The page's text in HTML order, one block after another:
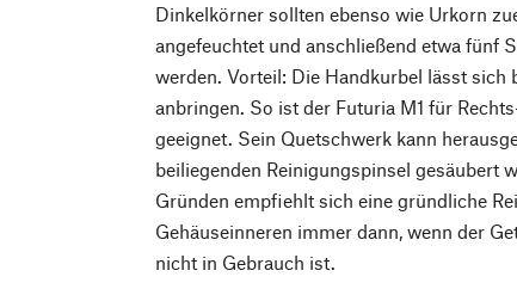
Dinkelkörner sollten ebenso wie Urkorn
angefeuchtet und anschließend etwa fünf
werden. Vorteil: Die Handkurbel lässt sich
anbringen. So ist der Futuria M1 für
geeignet. Sein Quetschwerk kann
beiliegenden Reinigungspinsel gesäubert
Gründen empfiehlt sich eine gründliche
Gehäuseinneren immer dann, wenn der
nicht in Gebrauch ist.